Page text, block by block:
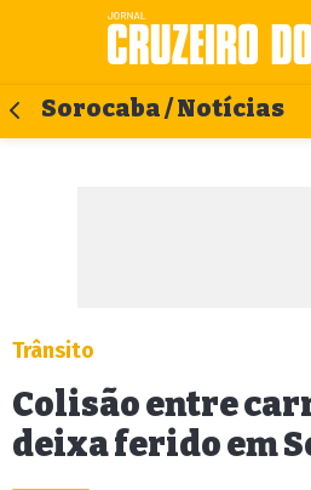
Sorocaba / Notícias
Trânsito
Colisão entre
deixa ferido em